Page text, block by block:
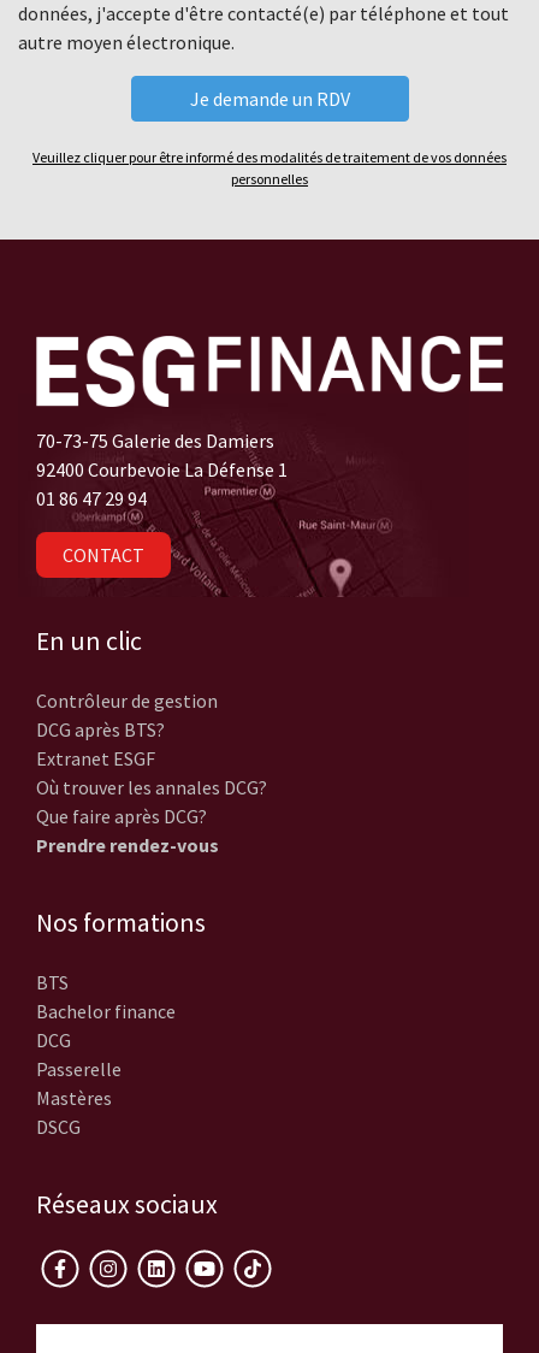
données, j'accepte d'être contacté(e) par téléphone et tout
autre moyen électronique.
Veuillez cliquer pour être informé des modalités de traitement de vos données
personnelles
70-73-75 Galerie des Damiers
92400 Courbevoie La Défense 1
01 86 47 29 94
CONTACT
En un clic
Contrôleur de gestion
DCG après BTS?
Extranet ESGF
Où trouver les annales DCG?
Que faire après DCG?
Prendre rendez-vous
Nos formations
BTS
Bachelor finance
DCG
Passerelle
Mastères
DSCG
Réseaux sociaux